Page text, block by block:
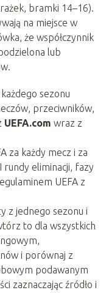
bramki 14–16).
na miejsce w
że współczynnik
lub
sezonu
przeciwników,
UEFA.com wraz z
za każdy mecz i za
rundy eliminacji, fazy
UEFA z
z jednego sezonu i
to dla wszystkich
i porównaj z
podawanym
zaznaczając źródło i